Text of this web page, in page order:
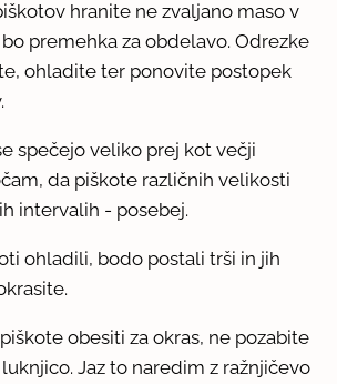
hranite ne zvaljano maso v
premehka za obdelavo. Odrezke
ohladite ter ponovite postopek
spečejo veliko prej kot večji
da piškote različnih velikosti
intervalih - posebej.
ohladili, bodo postali trši in jih
obesiti za okras, ne pozabite
Jaz to naredim z ražnjičevo